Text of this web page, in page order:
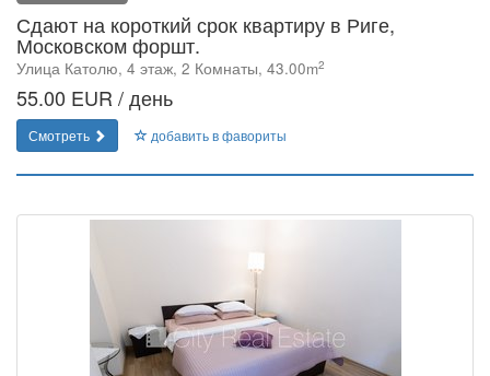
Сдают на короткий срок квартиру в Риге,
Московском форшт.
Улица Католю, 4 этаж, 2 Комнаты, 43.00m2
55.00 EUR / день
Смотреть добавить в фавориты